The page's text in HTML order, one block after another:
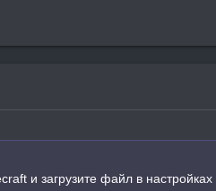
и загрузите файл в